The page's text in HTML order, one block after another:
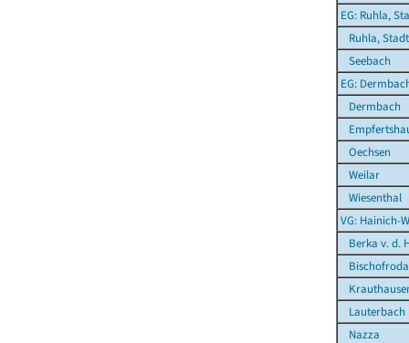
EG: Ruhla,
Ruhla, Stadt
Seebach
EG:
Dermbach
Oechsen
Weilar
Wiesenthal
VG: Hainich-
Berka v. d.
Bischofroda
Lauterbach
Nazza